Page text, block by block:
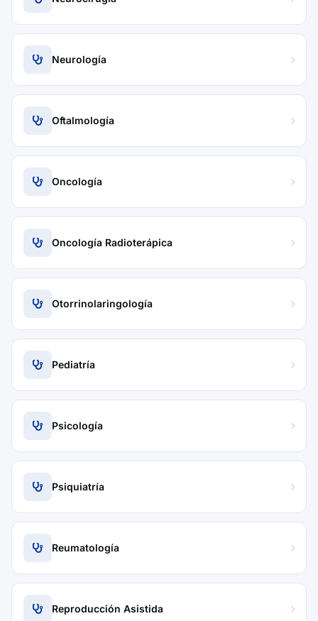
Neurología
Oftalmología
Oncología
Oncología Radioterápica
Otorrinolaringología
Pediatría
Psicología
Psiquiatría
Reumatología
Reproducción Asistida